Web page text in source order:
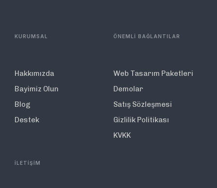
KURUMSAL
Hakkımızda
Bayimiz Olun
Blog
Destek
ÖNEMLİ BAĞLANTILAR
Web Tasarım Paketleri
Demolar
Satış Sözleşmesi
Gizlilik Politikası
KVKK
İLETİŞİM